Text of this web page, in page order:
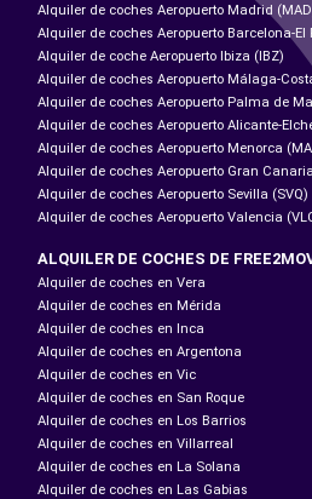
Alquiler de coches Aeropuerto Madrid
Alquiler de coches Aeropuerto Barcelona-El
Alquiler de coche Aeropuerto Ibiza (IBZ)
Alquiler de coches Aeropuerto Málaga-
Alquiler de coches Aeropuerto Palma de
Alquiler de coches Aeropuerto Alicante-
Alquiler de coches Aeropuerto Menorca
Alquiler de coches Aeropuerto Gran
Alquiler de coches Aeropuerto Sevilla (SVQ)
Alquiler de coches Aeropuerto Valencia
ALQUILER DE COCHES DE
Alquiler de coches en Vera
Alquiler de coches en Mérida
Alquiler de coches en Inca
Alquiler de coches en Argentona
Alquiler de coches en Vic
Alquiler de coches en San Roque
Alquiler de coches en Los Barrios
Alquiler de coches en Villarreal
Alquiler de coches en La Solana
Alquiler de coches en Las Gabias